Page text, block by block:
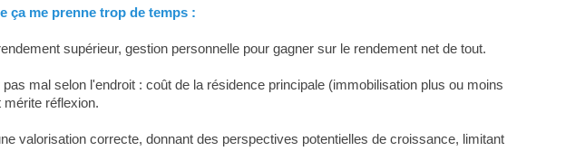
ça me prenne trop de temps :
supérieur, gestion personnelle pour gagner sur le rendement net de tout.
mal selon l'endroit : coût de la résidence principale (immobilisation plus ou moins
réflexion.
valorisation correcte, donnant des perspectives potentielles de croissance, limitant